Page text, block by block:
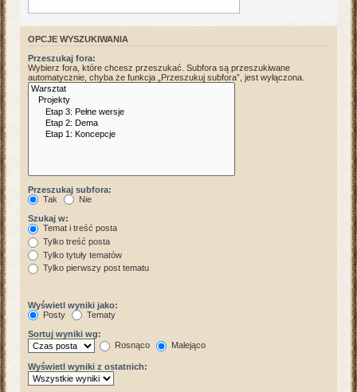
OPCJE WYSZUKIWANIA
Przeszukaj fora:
Wybierz fora, które chcesz przeszukać. Subfora są przeszukiwane
automatycznie, chyba że funkcja „Przeszukuj subfora”, jest wyłączona.
Przeszukaj subfora:
Tak
Nie
Szukaj w:
Temat i treść posta
Tylko treść posta
Tylko tytuły tematów
Tylko pierwszy post tematu
Wyświetl wyniki jako:
Posty
Tematy
Sortuj wyniki wg:
Rosnąco
Malejąco
Wyświetl wyniki z ostatnich: